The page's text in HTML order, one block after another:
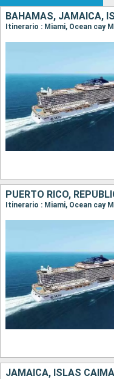
BAHAMAS, JAMAICA,
Itinerario : Miami, Ocean cay
JAMAICA, ISLAS